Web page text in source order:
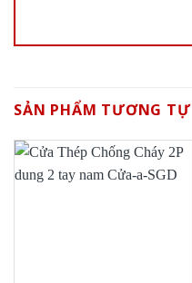
SẢN PHẨM TƯƠNG TỰ